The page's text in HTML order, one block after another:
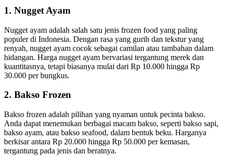
1. Nugget Ayam
Nugget ayam adalah salah satu jenis frozen food yang paling
populer di Indonesia. Dengan rasa yang gurih dan tekstur yang
renyah, nugget ayam cocok sebagai camilan atau tambahan dalam
hidangan. Harga nugget ayam bervariasi tergantung merek dan
kuantitasnya, tetapi biasanya mulai dari Rp 10.000 hingga Rp
30.000 per bungkus.
2. Bakso Frozen
Bakso frozen adalah pilihan yang nyaman untuk pecinta bakso.
Anda dapat menemukan berbagai macam bakso, seperti bakso sapi,
bakso ayam, atau bakso seafood, dalam bentuk beku. Harganya
berkisar antara Rp 20.000 hingga Rp 50.000 per kemasan,
tergantung pada jenis dan beratnya.